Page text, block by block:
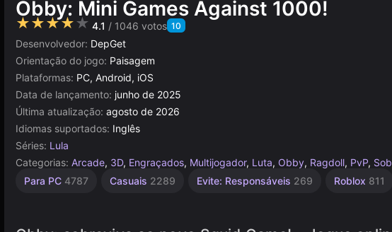
Obby: Mini Games Against 1000!
★★★★★ 4.1 / 1046 votos 10
Desenvolvedor: DepGet
Orientação do jogo: Paisagem
Plataformas: PC, Android, iOS
Data de lançamento: junho de 2025
Última atualização: agosto de 2026
Idiomas suportados: Inglês
Séries: Lula
Categorias: Arcade, 3D, Engraçados, Multijogador, Luta, Obby, Ragdoll, PvP,
Para PC 4787 Casuais 2289 Evite: Responsáveis 269 Roblox 811
Agilidade
Mesa e
Simples
Navegador
Unity